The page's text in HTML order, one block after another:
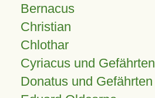
Bernacus
Christian
Chlothar
Cyriacus und Gefährten
Donatus und Gefährten